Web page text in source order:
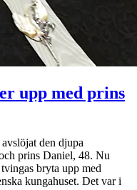
upp med prins
den djupa
prins Daniel, 48. Nu
bryta upp med
kungahuset. Det var i